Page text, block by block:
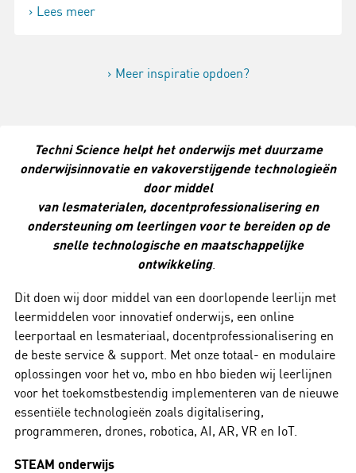
Lees meer
Meer inspiratie opdoen?
Techni Science helpt het onderwijs met duurzame
onderwijsinnovatie en vakoverstijgende technologieën
door middel
van lesmaterialen, docentprofessionalisering en
ondersteuning om leerlingen voor te bereiden op de
snelle technologische en maatschappelijke
ontwikkeling.
Dit doen wij door middel van een doorlopende leerlijn met
leermiddelen voor innovatief onderwijs, een online
leerportaal en lesmateriaal, docentprofessionalisering en
de beste service & support. Met onze totaal- en modulaire
oplossingen voor het vo, mbo en hbo bieden wij leerlijnen
voor het toekomstbestendig implementeren van de nieuwe
essentiële technologieën zoals digitalisering,
programmeren, drones, robotica, AI, AR, VR en IoT.
STEAM onderwijs